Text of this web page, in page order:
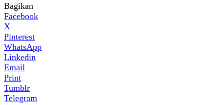
Bagikan
Facebook
X
Pinterest
WhatsApp
Linkedin
Email
Print
Tumblr
Telegram